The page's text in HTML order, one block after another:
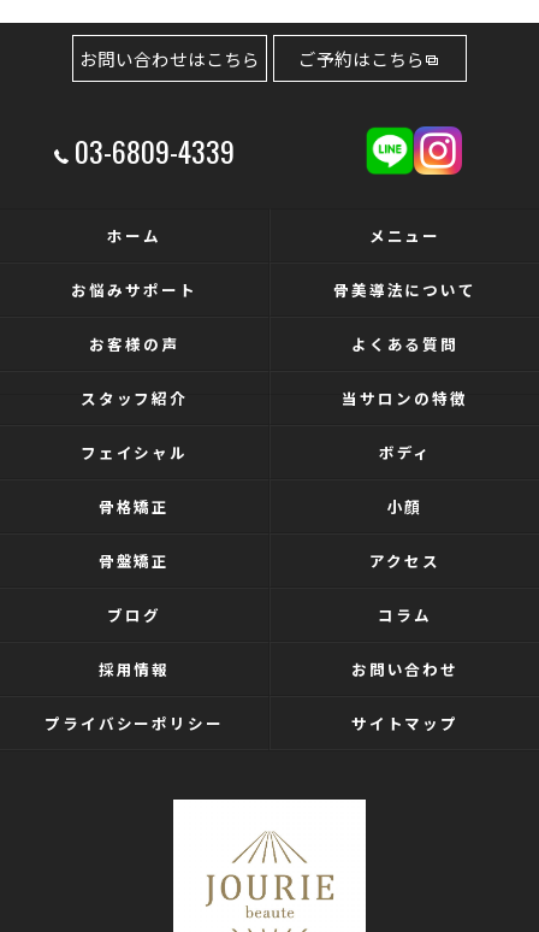
03-6809-4339
お問い合わせはこちら ご予約はこちら
ホーム メニュー
お悩みサポート 骨美導法について
お客様の声 よくある質問
スタッフ紹介 当サロンの特徴
フェイシャル ボディ
骨格矯正 小顔
骨盤矯正 アクセス
ブログ コラム
採用情報 お問い合わせ
プライバシーポリシー サイトマップ